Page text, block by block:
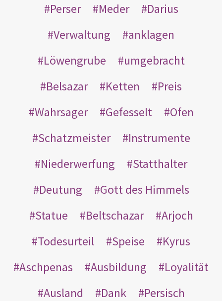
Perser
Meder
Darius
Verwaltung
anklagen
Löwengrube
umgebracht
Belsazar
Ketten
Preis
Wahrsager
Gefesselt
Ofen
Schatzmeister
Instrumente
Niederwerfung
Statthalter
Deutung
Gott des Himmels
Statue
Beltschazar
Arjoch
Todesurteil
Speise
Kyrus
Aschpenas
Ausbildung
Loyalität
Ausland
Dank
Persisch